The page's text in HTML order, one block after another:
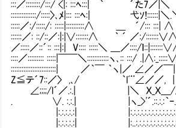
:::／::::::::/:::/ <|: :::ﾍ:::| ｀ ´た7／|＼
::::::::::::::/:::::〉､ﾒ|::: :::ﾍ:| 弋ｿ!::::::|＼.
:::::／:/:::::/: :::::|::::::::::∧ ＿ ´/::: :::|
::::::／: ::/::／:|:|∨:::::::∧ ｀ ´ ／:/
／:::::／::´:: :::|:| V:::: :::::＼ ＿／::::/ｌ
::::／::::::::: :::::|￣￣＼::::::::::::ヽ､:: :::/
:::::::::::::::::::::::::| ／｀￣ ｀ヽ|／ ∠／／￣
Z≦テ´7::／〉 ,､/ ｀lﾞ¨∠／／, | |
∠;;;;/l´／.:.| |＼ Ｘ_Ｘ
. ∨. :.:.| |ヽ_>'´.::.:.:｀
|:.:.:.:.:|
|:.:.:.:.:|